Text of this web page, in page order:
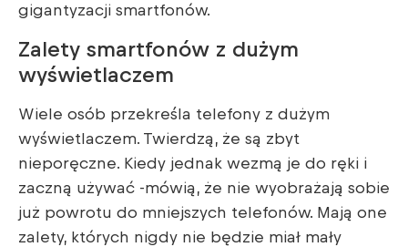
gigantyzacji smartfonów.
Zalety smartfonów z dużym
wyświetlaczem
Wiele osób przekreśla telefony z dużym
wyświetlaczem. Twierdzą, że są zbyt
nieporęczne. Kiedy jednak wezmą je do ręki i
zaczną używać -mówią, że nie wyobrażają sobie
już powrotu do mniejszych telefonów. Mają one
zalety, których nigdy nie będzie miał mały